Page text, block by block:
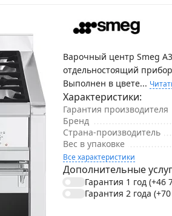
Варочный центр Smeg
отдельностоящий
Выполнен в цвете...
Характеристики:
Гарантия производителя
Бренд
Страна-производитель
Вес в упаковке
Все характеристики
Дополнительные
Гарантия 1 год (+46
Гарантия 2 года